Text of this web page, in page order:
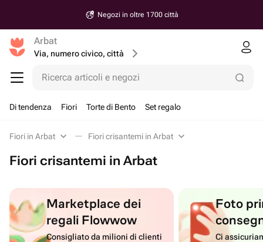
Negozi in oltre 1700 città
Arbat
Via, numero civico, città
Ricerca articoli e negozi
Di tendenza Fiori Torte di Bento Set regalo
Fiori in Arbat Fiori crisantemi in Arbat
Fiori crisantemi in Arbat
Marketplace dei
regali Flowwow
Consigliato da milioni di clienti
Foto
Ci